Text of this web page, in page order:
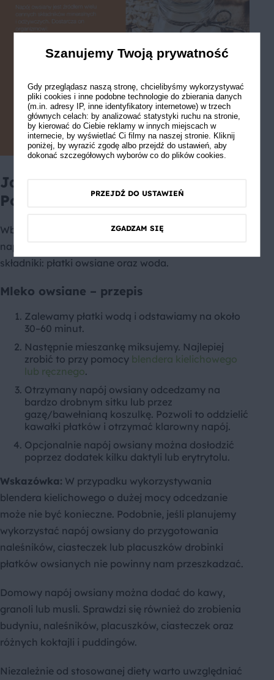
Jak zrobić napój owsiany?
Poznaj prosty przepis!
Wbrew pozorom jest to bardzo łatwe. W przypadku
napoju owsianego wystarczą zaledwie dwa
składniki: płatki owsiane oraz woda.
Mleko owsiane – przepis
Zalewamy płatki wodą i odstawiamy na około
30–60 minut.
Następnie mieszankę miksujemy. Najlepiej
zrobić to przy pomocy blendera kielichowego
lub ręcznego.
Otrzymany napój owsiany odcedzamy na
bardzo drobnym sitku lub przez
gazę/bawełnianą koszulkę. Pozwoli to oddzielić
kawałki płatków i otrzymać klarowny napój.
Opcjonalnie napój owsiany można dosłodzić
poprzez dodatek kilku daktyli lub erytrytolu.
Wskazówka: W przypadku wykorzystywania
blendera kielichowego o dużej mocy odcedzanie
może nie być konieczne. Podobnie, jeśli planujemy
wykorzystać napój owsiany do przygotowania
naleśników, ciasteczek lub placuszków drobinki
płatków owsianych nie powinny nam przeszkadzać.
Domowy napój owsiany można dodać do kawy,
granoli lub musli. Sprawdzi się również do zrobienia
budyniu, naleśników, placuszków, ciasteczek oraz
różnych koktajli i puddingów.
Niezależnie od stosowanej diety warto uwzględniać
Szanujemy Twoją prywatność
Gdy przeglądasz naszą stronę, chcielibyśmy wykorzystywać
pliki cookies i inne podobne technologie do zbierania danych
(m.in. adresy IP, inne identyfikatory internetowe) w trzech
głównych celach: by analizować statystyki ruchu na stronie,
by kierować do Ciebie reklamy w innych miejscach w
internecie, by wyświetlać Ci filmy na naszej stronie. Kliknij
poniżej, by wyrazić zgodę albo przejdź do ustawień, aby
dokonać szczegółowych wyborów co do plików cookies.
PRZEJDŹ DO USTAWIEŃ
ZGADZAM SIĘ